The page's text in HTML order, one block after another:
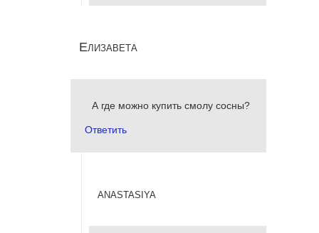
Елизавета
А где можно купить смолу сосны?
Ответить
anastasiya